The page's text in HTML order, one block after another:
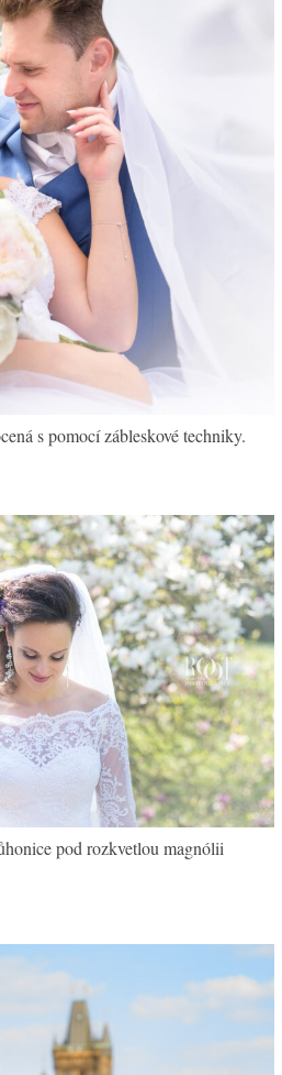
s pomocí zábleskové techniky.
pod rozkvetlou magnólii